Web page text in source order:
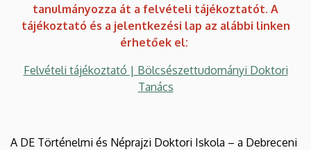
tanulmányozza át a felvételi tájékoztatót. A
tájékoztató és a jelentkezési lap az alábbi linken
érhetőek el:
Felvételi tájékoztató | Bölcsészettudományi Doktori
Tanács
A DE Történelmi és Néprajzi Doktori Iskola – a Debreceni